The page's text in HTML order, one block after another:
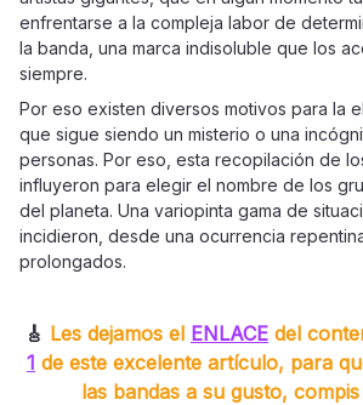
enfrentarse a la compleja labor de
la banda, una marca indisoluble que los
siempre.
Por eso existen diversos motivos para la
que sigue siendo un misterio o una
personas. Por eso, esta recopilación de
influyeron para elegir el nombre de los
del planeta. Una variopinta gama de
incidieron, desde una ocurrencia
prolongados.
🎸 Les dejamos el ENLACE del
1 de este excelente artículo, para
las bandas a su gusto,